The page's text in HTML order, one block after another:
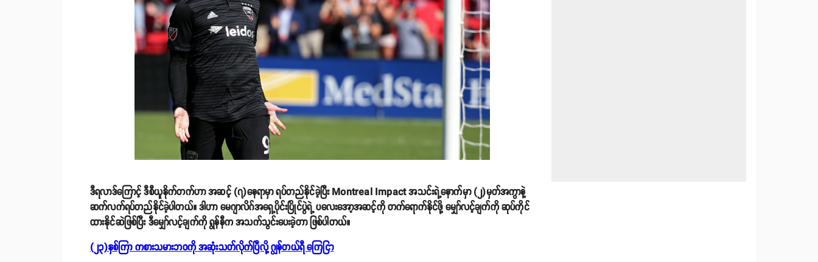
ဒီရလာဒ်ကြောင့် ဒီစီယူနိုက်တက်ဟာ အဆင့် (၇)နေရာမှာ ရပ်တည်နိုင်ခဲ့ပြီး Montreal Impact အသင်းရဲ့နောက်မှာ (၂)မှတ်အကွာနဲ့
ဆက်လက်ရပ်တည်နိုင်ခဲ့ပါတယ်။ ဒါဟာ မေဂျာလိဂ်အရှေ့ပိုင်းပြိုင်ပွဲရဲ့ ပလေးအော့အဆင့်ကို တက်ရောက်နိုင်ဖို့ မျှော်လင့်ချက်ကို ဆုပ်ကိုင်
ထားနိုင်ဆဲဖြစ်ပြီး ဒီမျှော်လင့်ချက်ကို ရွန်နီက အသက်သွင်းပေးခဲ့တာ ဖြစ်ပါတယ်။
(၂၃)နှစ်ကြာ ကစားသမားဘဝကို အဆုံးသတ်လိုက်ပြီလို့ ဂျွန်တယ်ရီ ကြေငြာ